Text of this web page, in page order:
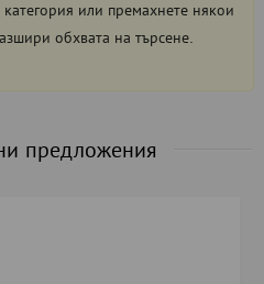
или премахнете някои
обхвата на търсене.
предложения